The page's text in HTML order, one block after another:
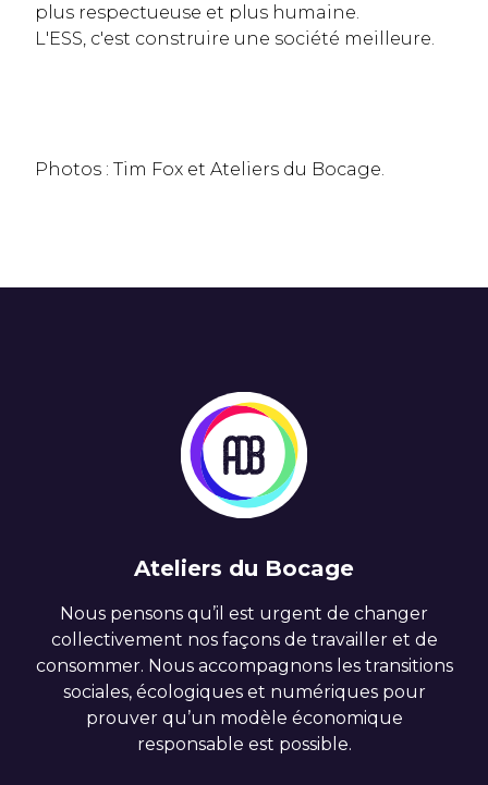
plus respectueuse et plus humaine.
L'ESS, c'est construire une société meilleure.
Photos : Tim Fox et Ateliers du Bocage.
Ateliers du Bocage
Nous pensons qu’il est urgent de changer
collectivement nos façons de travailler et de
consommer. Nous accompagnons les transitions
sociales, écologiques et numériques pour
prouver qu’un modèle économique
responsable est possible.